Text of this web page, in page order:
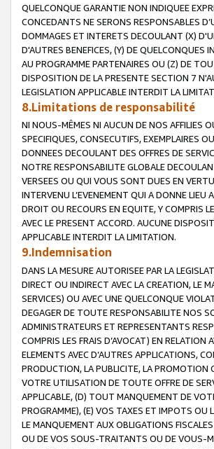
QUELCONQUE GARANTIE NON INDIQUEE
CONCEDANTS NE SERONS RESPONSABLES
DOMMAGES ET INTERETS DECOULANT (X)
D'AUTRES BENEFICES, (Y) DE QUELCONQUES
AU PROGRAMME PARTENAIRES OU (Z) DE
DISPOSITION DE LA PRESENTE SECTION 7
LEGISLATION APPLICABLE INTERDIT LA
8.Limitations de responsabilité
NI NOUS-MÊMES NI AUCUN DE NOS AFFILIES
SPECIFIQUES, CONSECUTIFS, EXEMPLAIRES
DONNEES DECOULANT DES OFFRES DE
NOTRE RESPONSABILITE GLOBALE
VERSEES OU QUI VOUS SONT DUES EN
INTERVENU L’EVENEMENT QUI A DONNE
DROIT OU RECOURS EN EQUITE, Y COMPRIS
AVEC LE PRESENT ACCORD. AUCUNE
APPLICABLE INTERDIT LA LIMITATION.
9.Indemnisation
DANS LA MESURE AUTORISEE PAR LA
DIRECT OU INDIRECT AVEC LA CREATION, LE
SERVICES) OU AVEC UNE QUELCONQUE
DEGAGER DE TOUTE RESPONSABILITE NOS
ADMINISTRATEURS ET REPRESENTANTS
COMPRIS LES FRAIS D’AVOCAT) EN
ELEMENTS AVEC D’AUTRES APPLICATIONS,
PRODUCTION, LA PUBLICITE, LA PROMOTION
VOTRE UTILISATION DE TOUTE OFFRE DE
APPLICABLE, (D) TOUT MANQUEMENT DE
PROGRAMME), (E) VOS TAXES ET IMPOTS OU
LE MANQUEMENT AUX OBLIGATIONS
OU DE VOS SOUS-TRAITANTS OU DE VOUS-